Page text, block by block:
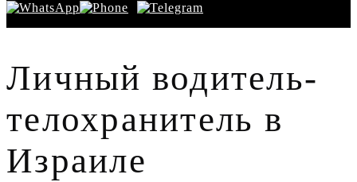
Личный водитель-
телохранитель в
Израиле